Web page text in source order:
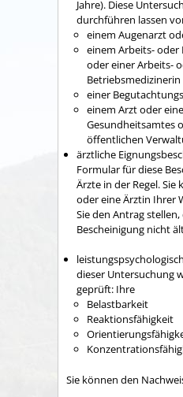
Jahre). Diese
durchführen lassen
einem Augenarzt
einem Arbeits-
oder einer Arbeits-
Betriebsmedizinerin
einer
einem Arzt oder
Gesundheitsamtes
öffentlichen
ärztliche
Formular für diese
Ärzte in der Regel.
oder eine Ärztin Ihrer
Sie den Antrag
Bescheinigung nicht
dieser Untersuchung
geprüft: Ihre
Belastbarkeit
Reaktionsfähigkeit
Sie können den